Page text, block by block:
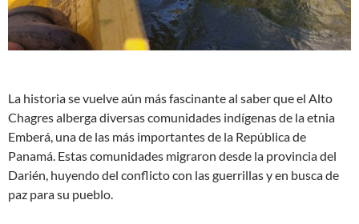
La historia se vuelve aún más fascinante al saber que el Alto
Chagres alberga diversas comunidades indígenas de la etnia
Emberá, una de las más importantes de la República de
Panamá. Estas comunidades migraron desde la provincia del
Darién, huyendo del conflicto con las guerrillas y en busca de
paz para su pueblo.